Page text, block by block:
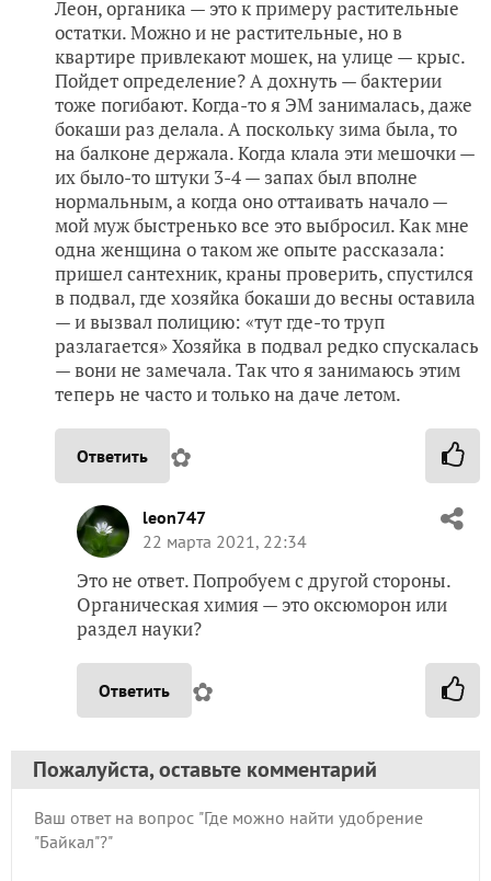
Леон, органика — это к примеру растительные
остатки. Можно и не растительные, но в
квартире привлекают мошек, на улице — крыс.
Пойдет определение? А дохнуть — бактерии
тоже погибают. Когда-то я ЭМ занималась, даже
бокаши раз делала. А поскольку зима была, то
на балконе держала. Когда клала эти мешочки —
их было-то штуки 3-4 — запах был вполне
нормальным, а когда оно оттаивать начало —
мой муж быстренько все это выбросил. Как мне
одна женщина о таком же опыте рассказала:
пришел сантехник, краны проверить, спустился
в подвал, где хозяйка бокаши до весны оставила
— и вызвал полицию: «тут где-то труп
разлагается» Хозяйка в подвал редко спускалась
— вони не замечала. Так что я занимаюсь этим
теперь не часто и только на даче летом.
Ответить ✿
leon747
22 марта 2021, 22:34
Это не ответ. Попробуем с другой стороны.
Органическая химия — это оксюморон или
раздел науки?
Ответить ✿
Пожалуйста, оставьте комментарий